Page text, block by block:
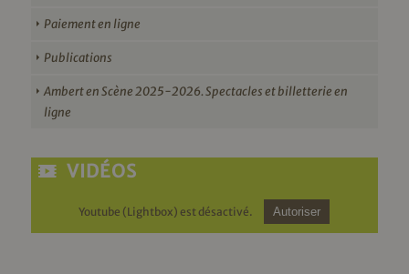
Paiement en ligne
Publications
Ambert en Scène 2025-2026. Spectacles et billetterie en
ligne
VIDÉOS
Youtube (Lightbox) est désactivé. Autoriser